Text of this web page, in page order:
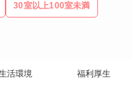
30室以上100室未満
活環境 福利厚生